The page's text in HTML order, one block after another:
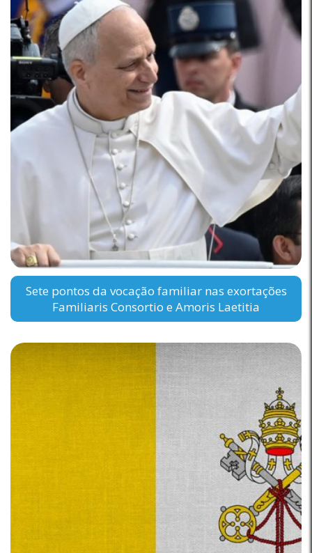
Sete pontos da vocação familiar nas exortações
Familiaris Consortio e Amoris Laetitia